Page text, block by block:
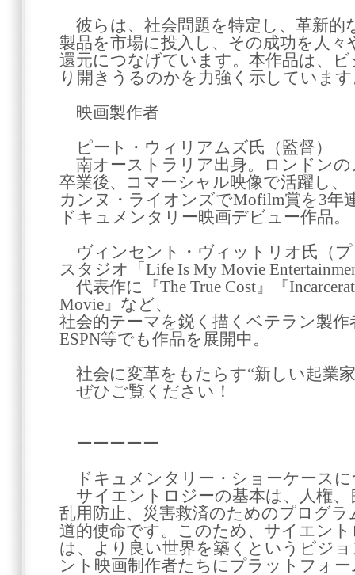
彼らは、社会問題を特定し、革新的
製品を市場に投入し、その成功を人々
還元につなげています。本作品は、
り開きうるのかを力強く示していま
映画製作者
ピート・ウィリアムズ氏（監督）
南オーストラリア出身。ロンドン
卒業後、コマーシャル映像で活躍し、
カンヌ・ライオンズでMofilm賞を3年
ドキュメンタリー映画デビュー作品。
ヴィンセント・ヴィットリオ氏（
スタジオ「Life Is My Movie
代表作に『The True Cost』『
Movie』など、
社会的テーマを鋭く描くベテラン製作
ESPN等でも作品を展開中。
社会に変革をもたらす“新しい起業
ぜひご覧ください！
ーーーーー
ドキュメンタリー・ショーケース
サイエントロジーの基本は、人権、
乱用防止、災害救済のためのプログ
道的使命です。このため、サイエン
は、より良い世界を築くというビジ
ント映画制作者たちにプラットフォ